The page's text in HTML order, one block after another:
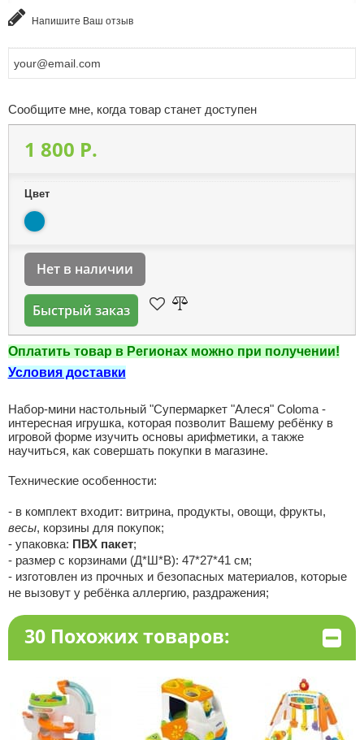
Напишите Ваш отзыв
Сообщите мне, когда товар станет доступен
1 800 P.
Цвет
Нет в наличии
Быстрый заказ
Оплатить товар в Регионах можно при получении!
Условия доставки
Набор-мини настольный "Супермаркет "Алеся" Coloma -
интересная игрушка, которая позволит Вашему ребёнку в
игровой форме изучить основы арифметики, а также
научиться, как совершать покупки в магазине.
Технические особенности:
- в комплект входит: витрина, продукты, овощи, фрукты,
весы, корзины для покупок;
- упаковка: ПВХ пакет;
- размер с корзинами (Д*Ш*В): 47*27*41 см;
- изготовлен из прочных и безопасных материалов, которые
не вызовут у ребёнка аллергию, раздражения;
30 Похожих товаров: